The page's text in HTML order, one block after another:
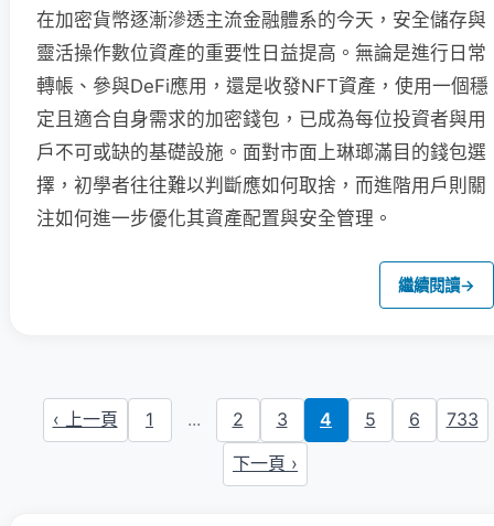
在加密貨幣逐漸滲透主流金融體系的今天，安全儲存與
靈活操作數位資產的重要性日益提高。無論是進行日常
轉帳、參與DeFi應用，還是收發NFT資產，使用一個穩
定且適合自身需求的加密錢包，已成為每位投資者與用
戶不可或缺的基礎設施。面對市面上琳瑯滿目的錢包選
擇，初學者往往難以判斷應如何取捨，而進階用戶則關
注如何進一步優化其資產配置與安全管理。
繼續閱讀→
‹ 上一頁 1 ... 2 3 4 5 6
733
下一頁 ›